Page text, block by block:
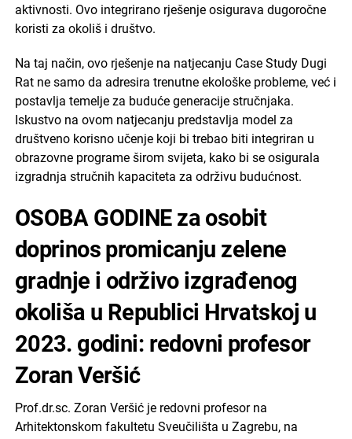
aktivnosti. Ovo integrirano rješenje osigurava dugoročne
koristi za okoliš i društvo.
Na taj način, ovo rješenje na natjecanju Case Study Dugi
Rat ne samo da adresira trenutne ekološke probleme, već i
postavlja temelje za buduće generacije stručnjaka.
Iskustvo na ovom natjecanju predstavlja model za
društveno korisno učenje koji bi trebao biti integriran u
obrazovne programe širom svijeta, kako bi se osigurala
izgradnja stručnih kapaciteta za održivu budućnost.
OSOBA GODINE za osobit
doprinos promicanju zelene
gradnje i održivo izgrađenog
okoliša u Republici Hrvatskoj u
2023. godini: redovni profesor
Zoran Veršić
Prof.dr.sc. Zoran Veršić je redovni profesor na
Arhitektonskom fakultetu Sveučilišta u Zagrebu, na